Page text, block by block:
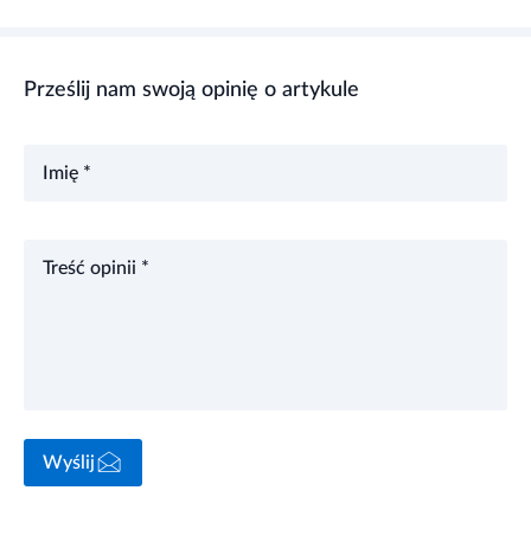
Prześlij nam swoją opinię o artykule
Imię *
Treść opinii *
Wyślij